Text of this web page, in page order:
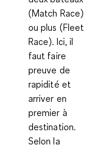
(Match Race)
ou plus (Fleet
Race). Ici, il
faut faire
preuve de
rapidité et
arriver en
premier à
destination.
Selon la